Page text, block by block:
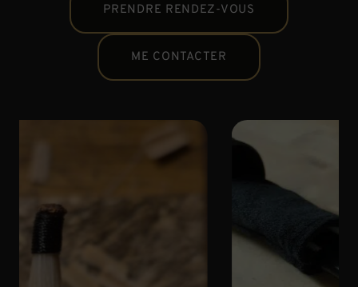
PRENDRE RENDEZ-VOUS
ME CONTACTER